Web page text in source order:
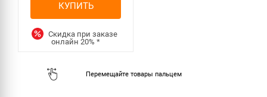
КУПИТЬ
Скидка при заказе
онлайн20%*